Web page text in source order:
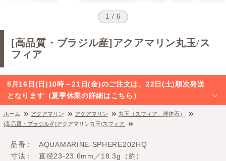
1 / 6
[高品質・ブラジル産]アクアマリン丸玉/ス
フィア
8月16日(日)10時～21日(金)のご注文は、22日(土)順次発送
となります（夏季休業の詳細はこちら）
ホーム アクアマリン アクアマリン
丸玉（スフィア、球体石）
[高品質・ブラジル産]アクアマリン丸玉/スフィア
品番
AQUAMARINE-SPHERE202HQ
寸法
直径23-23.6mm／18.3g（約）